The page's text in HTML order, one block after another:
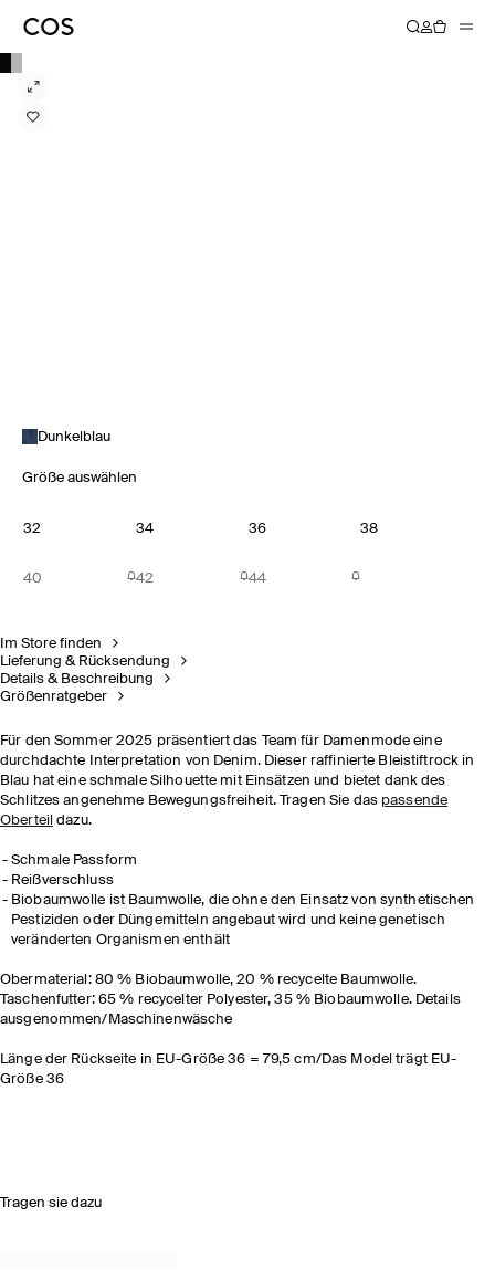
Dunkelblau
Größe auswählen
32 34 36 38
40 42 44
Im Store finden
Lieferung & Rücksendung
Details & Beschreibung
Größenratgeber
Für den Sommer 2025 präsentiert das Team für Damenmode eine
durchdachte Interpretation von Denim. Dieser raffinierte Bleistiftrock in
Blau hat eine schmale Silhouette mit Einsätzen und bietet dank des
Schlitzes angenehme Bewegungsfreiheit. Tragen Sie das passende
Oberteil dazu.
Schmale Passform
Reißverschluss
Biobaumwolle ist Baumwolle, die ohne den Einsatz von synthetischen
Pestiziden oder Düngemitteln angebaut wird und keine genetisch
veränderten Organismen enthält
Obermaterial: 80 % Biobaumwolle, 20 % recycelte Baumwolle.
Taschenfutter: 65 % recycelter Polyester, 35 % Biobaumwolle. Details
ausgenommen/Maschinenwäsche
Länge der Rückseite in EU-Größe 36 = 79,5 cm/Das Model trägt EU-
Größe 36
Tragen sie dazu